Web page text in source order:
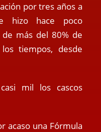
por tres años a
hizo hace poco
más del 80% de
tiempos, desde
mil los cascos
acaso una Fórmula